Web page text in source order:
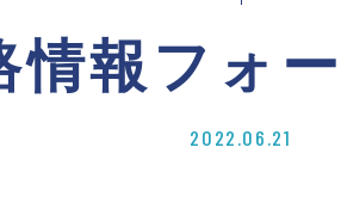
報フォ
2022.06.21